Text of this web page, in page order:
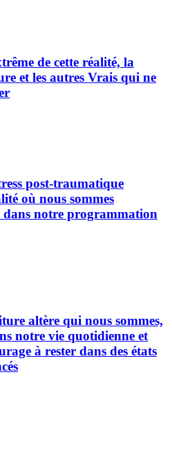
de cette réalité, la
et les autres Vrais qui ne
post-traumatique
où nous sommes
dans notre programmation
altère qui nous sommes,
notre vie quotidienne et
à rester dans des états